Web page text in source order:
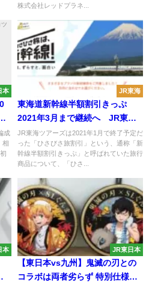
株式会社レッドプラネ...
本
成
相
JR東海
東海道新幹線半額割引きっぷ
2021年3月まで継続へ JR東海
ツアーズ発表
JR東海ツアーズは2021年1月で終了予定だ
った「ひさびさ旅割引」という、通称「新
幹線半額割引きっぷ」と呼ばれていた旅行
商品について、「ひさ...
本 JR東日本
【東日本vs九州】鬼滅の刃との
コラボは両者劣らず 特別仕様の